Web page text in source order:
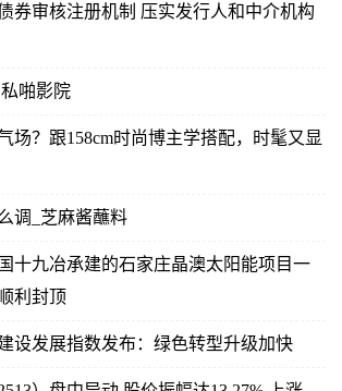
券审核注册机制 压实发行人和中介机构
啪影院
场？跟158cm时尚博主学搭配，时髦又显
调_芝麻酱蘸料
十九冶承建的石家庄晶澳太阳能项目一
利封顶
设发展指数发布：绿色转型升级加快